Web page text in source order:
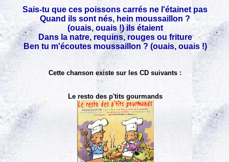
Sais-tu que ces poissons carrés ne l'étainet pas
Quand ils sont nés, hein moussaillon ?
(ouais, ouais !) ils étaient
Dans la natre, requins, rouges ou friture
Ben tu m'écoutes moussaillon ? (ouais, ouais !)
Cette chanson existe sur les CD suivants :
Le resto des p'tits gourmands